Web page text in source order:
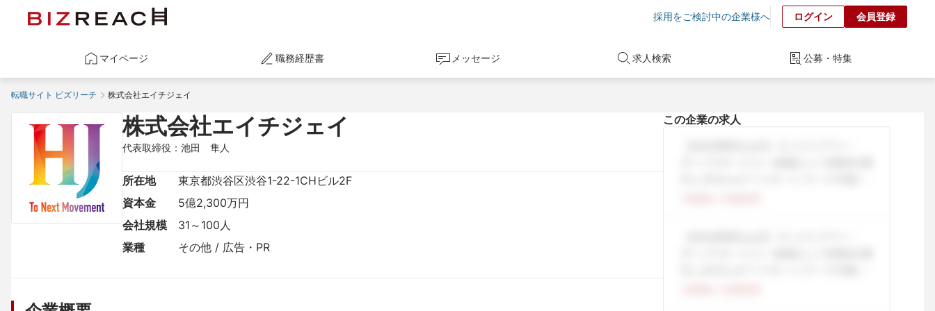
採用をご検討中の企業様へ ログイン 会員登録
マイページ 職務経歴書 メッセージ 求人検索 公募・特集
転職サイト ビズリーチ 株式会社エイチジェイ
株式会社エイチジェイ
代表取締役：池田　隼人
所在地
東京都渋谷区渋谷1-22-1CHビル2F
資本金
5億2,300万円
会社規模
31～100人
業種
その他 / 広告・PR
この企業の求人